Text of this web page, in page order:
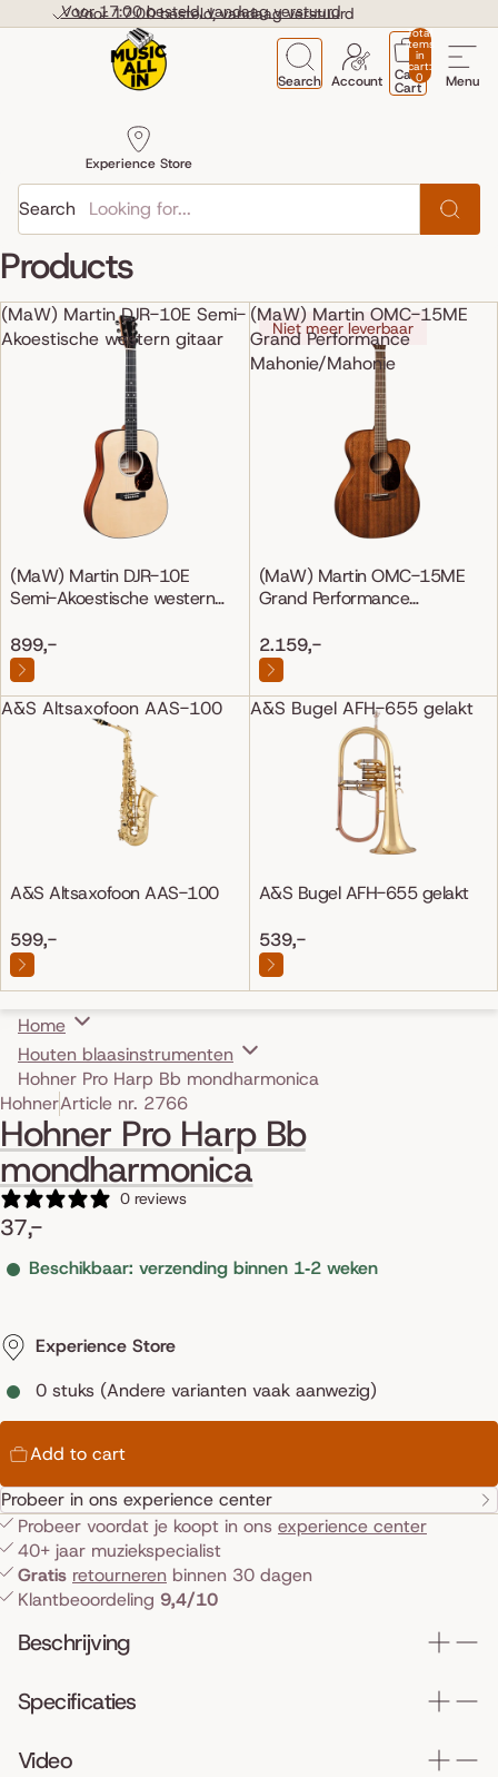
Voor 17:00 besteld, vandaag verstuurd
Voor 17:00 besteld, vandaag verstuurd
Menu
Search
Experience Store
Account
Total
items
in
cart:
0
Cart
Cart
Search
Products
(MaW) Martin DJR-10E Semi-
Akoestische western gitaar
(MaW) Martin DJR-10E
Semi-Akoestische western
899,-
(MaW) Martin OMC-15ME
Grand Performance
Mahonie/Mahonie
Niet meer leverbaar
(MaW) Martin OMC-15ME
Grand Performance
2.159,-
A&S Altsaxofoon AAS-100
A&S Altsaxofoon AAS-100
599,-
A&S Bugel AFH-655 gelakt
A&S Bugel AFH-655 gelakt
539,-
Home
Houten blaasinstrumenten
Hohner Pro Harp Bb mondharmonica
Skip to product information
HohnerArticle nr. 2766
Hohner Pro Harp Bb
mondharmonica
0 reviews
37,-
Beschikbaar: verzending binnen 1‑2 weken
Experience Store
0 stuks (Andere varianten vaak aanwezig)
Add to cart
Probeer in ons experience center
Probeer voordat je koopt in ons experience center
40+ jaar muziekspecialist
Gratis retourneren binnen 30 dagen
Klantbeoordeling 9,4/10
Beschrijving
Specificaties
Video